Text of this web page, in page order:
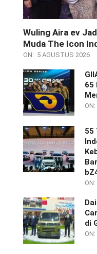
Wuling Aira ev
Muda The Icon
ON: 5 AGUSTUS 2026
65
ON:
55
ON:
di
ON: